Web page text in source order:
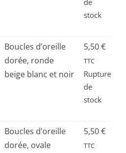
de
stock
Boucles d’oreille
dorée, ronde
beige blanc et noir
5,50€
TTC
Rupture
de
stock
Boucles d’oreille
dorée, ovale
5,50€
TTC